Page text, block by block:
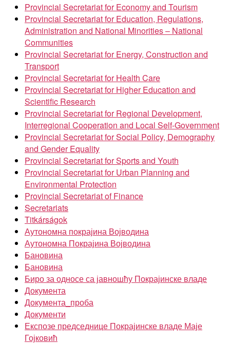
Provincial Secretariat for Economy and Tourism
Provincial Secretariat for Education, Regulations,
Administration and National Minorities – National
Communities
Provincial Secretariat for Energy, Construction and
Transport
Provincial Secretariat for Health Care
Provincial Secretariat for Higher Education and
Scientific Research
Provincial Secretariat for Regional Development,
Interregional Cooperation and Local Self-Government
Provincial Secretariat for Social Policy, Demography
and Gender Equality
Provincial Secretariat for Sports and Youth
Provincial Secretariat for Urban Planning and
Environmental Protection
Provincial Secretariat of Finance
Secretariats
Titkárságok
Аутономна покрајина Војводина
Аутономна Покрајина Војводина
Бановина
Бановина
Биро за односе са јавношћу Покрајинске владе
Документа
Документа_проба
Документи
Експозе председнице Покрајинске владе Маје
Гојковић